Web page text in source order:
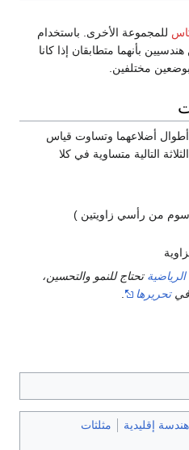
للمجموعة الأخرى. باستخدام
بأنهما متطابقان إذا كانا
مختلفين.
أطوال أضلاعهما وتساوت قياس
التالية متساوية في كلا
من رأسي زاويتين )
تحتاج للنمو والتحسين،
فيتحريرها
هندسة إقليدية
مثلثات